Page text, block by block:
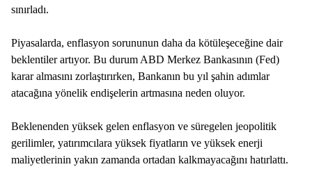
sınırladı.
Piyasalarda, enflasyon sorununun daha da kötüleşeceğine dair
beklentiler artıyor. Bu durum ABD Merkez Bankasının (Fed)
karar almasını zorlaştırırken, Bankanın bu yıl şahin adımlar
atacağına yönelik endişelerin artmasına neden oluyor.
Beklenenden yüksek gelen enflasyon ve süregelen jeopolitik
gerilimler, yatırımcılara yüksek fiyatların ve yüksek enerji
maliyetlerinin yakın zamanda ortadan kalkmayacağını hatırlattı.